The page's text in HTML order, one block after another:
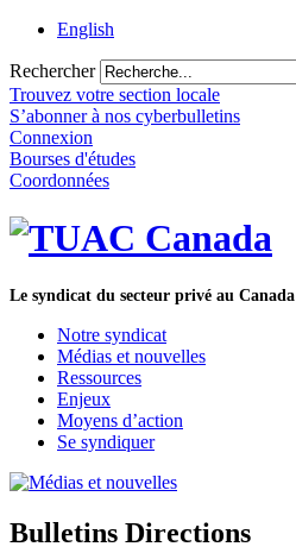
English
Rechercher
Trouvez votre section locale
S’abonner à nos cyberbulletins
Connexion
Bourses d'études
Coordonnées
Le syndicat du secteur privé au Canada
Notre syndicat
Médias et nouvelles
Ressources
Enjeux
Moyens d’action
Se syndiquer
Bulletins Directions